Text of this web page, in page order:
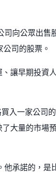
司向公眾出
司的股票。
讓早期投資
入一家公司
大量的市場
承諾的，是